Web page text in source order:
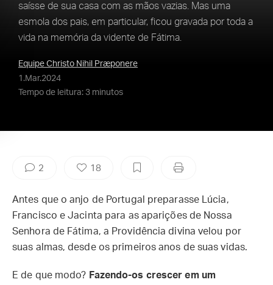
saísse de sua casa com as mãos vazias. Mas uma
esmola dos pais, em particular, ficou gravada por toda a
vida na memória da vidente de Fátima.
Equipe Christo Nihil Præponere
1.Mar.2024
Tempo de leitura: 3 minutos
2 18
Antes que o anjo de Portugal preparasse Lúcia,
Francisco e Jacinta para as aparições de Nossa
Senhora de Fátima, a Providência divina velou por
suas almas, desde os primeiros anos de suas vidas.
E de que modo? Fazendo-os crescer em um